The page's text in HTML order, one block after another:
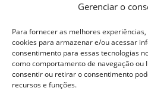
Gerenciar o
Para fornecer as melhores
cookies para armazenar e/ou acessar
consentimento para essas tecnologias
como comportamento de navegação ou
consentir ou retirar o consentimento
recursos e funções.
Categorias
Selecionar Categoria